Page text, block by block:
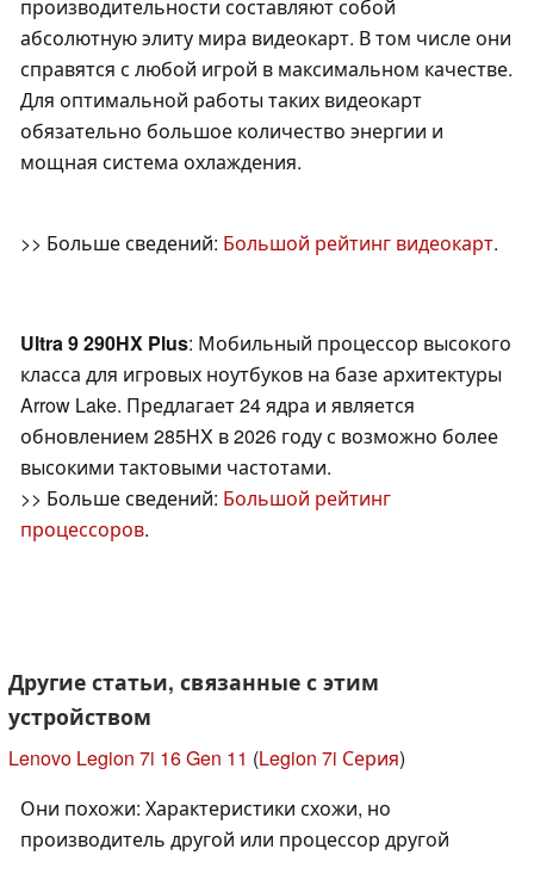
производительности составляют собой
абсолютную элиту мира видеокарт. В том числе они
справятся с любой игрой в максимальном качестве.
Для оптимальной работы таких видеокарт
обязательно большое количество энергии и
мощная система охлаждения.
>> Больше сведений: Большой рейтинг видеокарт.
Ultra 9 290HX Plus: Мобильный процессор высокого
класса для игровых ноутбуков на базе архитектуры
Arrow Lake. Предлагает 24 ядра и является
обновлением 285HX в 2026 году с возможно более
высокими тактовыми частотами.
>> Больше сведений: Большой рейтинг
процессоров.
Другие статьи, связанные с этим
устройством
Lenovo Legion 7i 16 Gen 11 (Legion 7i Серия)
Они похожи: Характеристики схожи, но
производитель другой или процессор другой